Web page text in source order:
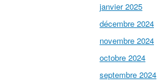
janvier 2025
décembre 2024
novembre 2024
octobre 2024
septembre 2024